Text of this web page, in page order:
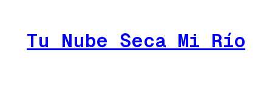
contenido
Tu Nube Seca Mi Río